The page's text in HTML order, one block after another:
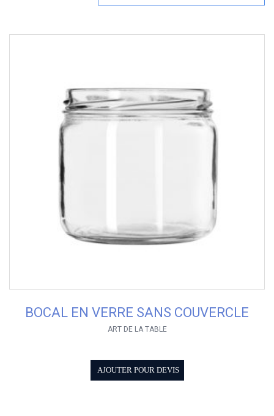
BOCAL EN VERRE SANS COUVERCLE
ART DE LA TABLE
AJOUTER POUR DEVIS